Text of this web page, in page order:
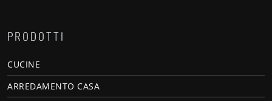
PRODOTTI
CUCINE
ARREDAMENTO CASA